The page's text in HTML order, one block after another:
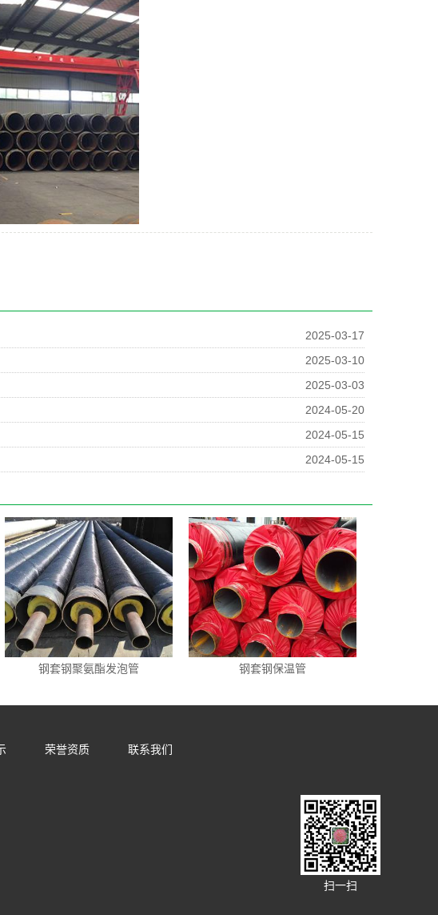
2025-03-17
2025-03-10
2025-03-03
2024-05-20
2024-05-15
2024-05-15
钢套钢聚氨酯发泡管 钢套钢保温管
荣誉资质 联系我们
扫一扫